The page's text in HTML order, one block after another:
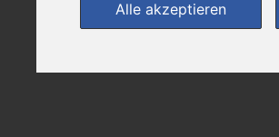
Alle akzeptieren